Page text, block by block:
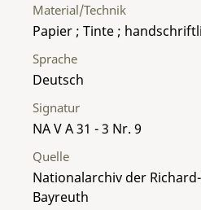
Material/Technik
Papier ; Tinte ;
Sprache
Deutsch
Signatur
NA V A 31 - 3 Nr. 9
Quelle
Nationalarchiv der
Bayreuth